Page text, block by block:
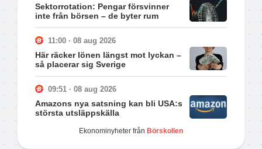
Sektorrotation: Pengar försvinner
inte från börsen – de byter rum
11:00 · 08 aug 2026
Här räcker lönen längst mot lyckan –
så placerar sig Sverige
09:51 · 08 aug 2026
Amazons nya satsning kan bli USA:s
största utsläppskälla
Ekonominyheter från Börskollen